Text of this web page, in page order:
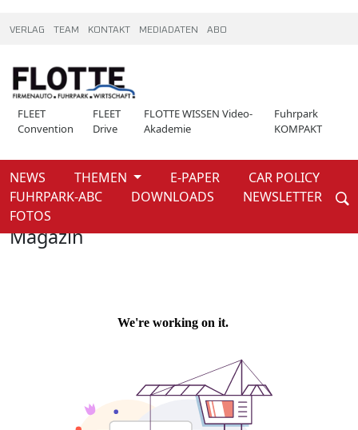
VERLAG TEAM KONTAKT MEDIADATEN ABO
FLEET
Convention
FLEET
Drive
FLOTTE WISSEN Video-
Akademie
Fuhrpark
KOMPAKT
NEWS THEMEN E-PAPER
CAR POLICY
FUHRPARK-ABC
DOWNLOADS
NEWSLETTER
FOTOS
Weiter
Home
Magazin